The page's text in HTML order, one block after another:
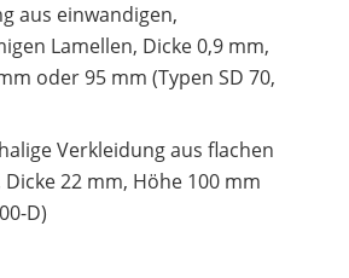
aus einwandigen,
Lamellen, Dicke 0,9 mm,
oder 95 mm (Typen SD 70,
Verkleidung aus flachen
Dicke 22 mm, Höhe 100 mm
D)